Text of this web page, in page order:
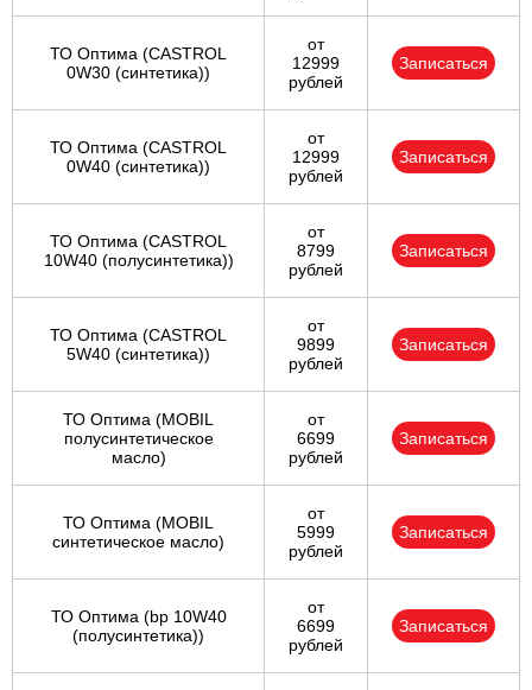
ТО Оптима (CASTROL
0W30 (синтетика))
от
12999
рублей
Записаться
ТО Оптима (CASTROL
0W40 (синтетика))
от
12999
рублей
Записаться
ТО Оптима (CASTROL
10W40 (полусинтетика))
от
8799
рублей
Записаться
ТО Оптима (CASTROL
5W40 (синтетика))
от
9899
рублей
Записаться
ТО Оптима (MOBIL
полусинтетическое
масло)
от
6699
рублей
Записаться
ТО Оптима (MOBIL
синтетическое масло)
от
5999
рублей
Записаться
ТО Оптима (bp 10W40
(полусинтетика))
от
6699
рублей
Записаться